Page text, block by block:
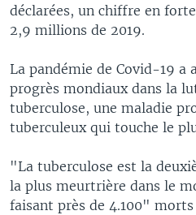
déclarées, un chiffre en
2,9 millions de 2019.
La pandémie de Covid-19 a
progrès mondiaux dans la
tuberculose, une maladie
tuberculeux qui touche le
"La tuberculose est la
la plus meurtrière dans le
faisant près de 4.100"